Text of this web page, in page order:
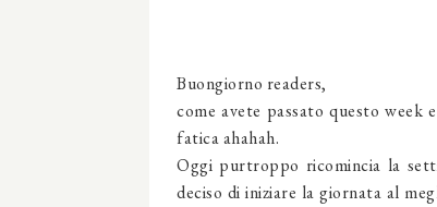
Buongiorno readers,
come avete passato questo week
fatica ahahah.
Oggi purtroppo ricomincia la
deciso di iniziare la giornata al